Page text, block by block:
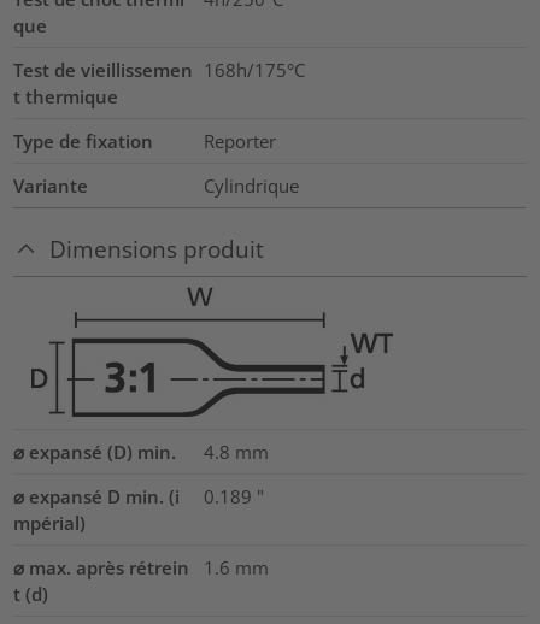
que
Test de vieillissemen
t thermique
168h/175°C
Type de fixation
Reporter
Variante
Cylindrique
Dimensions produit
⌀ expansé (D) min. 4.8 mm
⌀ expansé D min. (i
mpérial)
0.189 "
⌀ max. après rétrein
t (d)
1.6 mm